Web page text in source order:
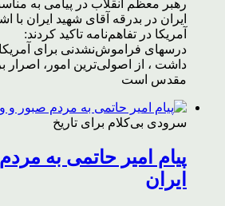
رهبر معظم انقلاب در پیامی به
ایران در بدرقه آقای شهید ایران با
آمریکا در تفاهم‌نامه تاکید کردند:
درسهای فراموش‌نشدنی برای
داشت ، از اصولی‌ترین امور، اصرار
مقدس است
سرودی بی‌کلام برای تاریخ
پیام امیر حاتمی به
ایران